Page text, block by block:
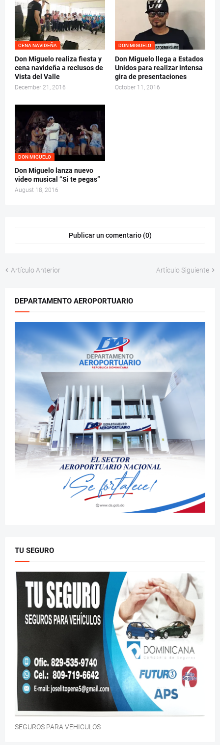
CENA NAVIDEÑA
Don Miguelo realiza fiesta y
cena navideña a reclusos de
Vista del Valle
December 21, 2016
DON MIGUELO
Don Miguelo llega a Estados
Unidos para realizar intensa
gira de presentaciones
October 11, 2016
DON MIGUELO
Don Miguelo lanza nuevo
video musical “Si te pegas”
August 18, 2016
Publicar un comentario (0)
Artículo Anterior Artículo Siguiente
DEPARTAMENTO AEROPORTUARIO
TU SEGURO
SEGUROS PARA VEHICULOS